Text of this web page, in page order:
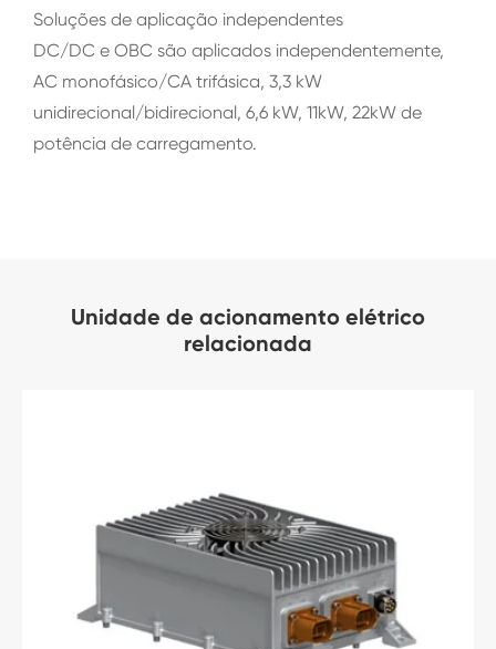
Soluções de aplicação independentes
DC/DC e OBC são aplicados independentemente,
AC monofásico/CA trifásica, 3,3 kW
unidirecional/bidirecional, 6,6 kW, 11kW, 22kW de
potência de carregamento.
Unidade de acionamento elétrico
relacionada